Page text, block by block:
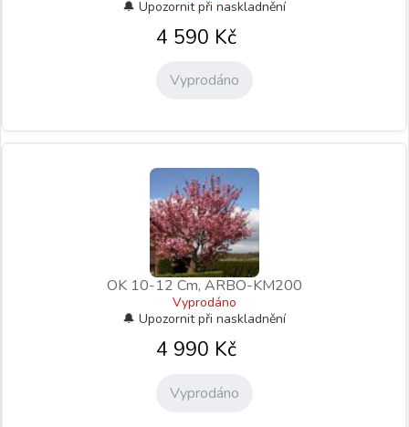
4 590 Kč
Vyprodáno
OK 10-12 Cm, ARBO-KM200
Vyprodáno
4 990 Kč
Vyprodáno